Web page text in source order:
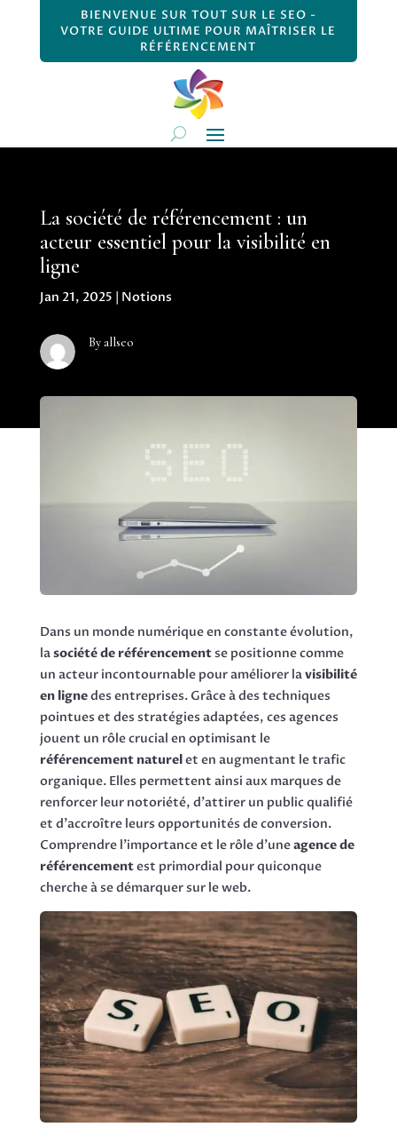
BIENVENUE SUR TOUT SUR LE SEO -
VOTRE GUIDE ULTIME POUR MAÎTRISER LE
RÉFÉRENCEMENT
La société de référencement : un
acteur essentiel pour la visibilité en
ligne
Jan 21, 2025 | Notions
By allseo
Dans un monde numérique en constante évolution,
lasociété de référencementse positionne comme
un acteur incontournable pour améliorer lavisibilité
en lignedes entreprises. Grâce à des techniques
pointues et des stratégies adaptées, ces agences
jouent un rôle crucial en optimisant le
référencement naturelet en augmentant le trafic
organique. Elles permettent ainsi aux marques de
renforcer leur notoriété, d’attirer un public qualifié
et d’accroître leurs opportunités de conversion.
Comprendre l’importance et le rôle d’uneagence de
référencementest primordial pour quiconque
cherche à se démarquer sur le web.